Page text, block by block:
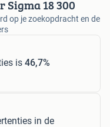
18 300
op je zoekopdracht en de
is 46,7%
in de